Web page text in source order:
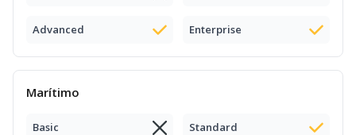
Advanced Enterprise
Marítimo
Basic Standard